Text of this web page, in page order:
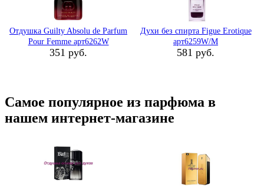
Отдушка Guilty Absolu de Parfum
Pour Femme арт6262W
351 руб.
Духи без спирта Figue Erotique
арт6259W/M
581 руб.
Самое популярное из парфюма в
нашем интернет-магазине